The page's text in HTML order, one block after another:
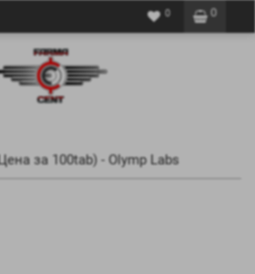
0
0
за 100tab) - Olymp Labs